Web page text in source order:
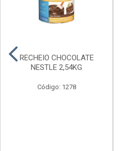
RECHEIO CHOCOLATE
NESTLE 2,54KG
Código: 1278